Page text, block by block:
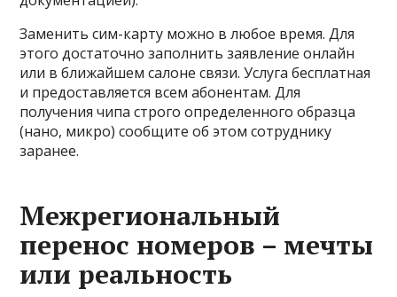
Заменить сим-карту можно в любое время. Для
этого достаточно заполнить заявление онлайн
или в ближайшем салоне связи. Услуга бесплатная
и предоставляется всем абонентам. Для
получения чипа строго определенного образца
(нано, микро) сообщите об этом сотруднику
заранее.
Межрегиональный
перенос номеров – мечты
или реальность